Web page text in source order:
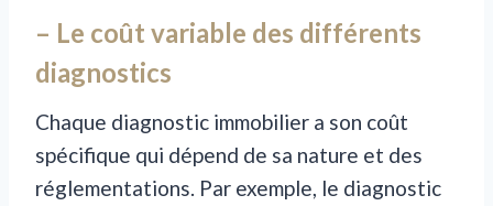
– Le coût variable des différents
diagnostics
Chaque diagnostic immobilier a son coût
spécifique qui dépend de sa nature et des
réglementations. Par exemple, le diagnostic